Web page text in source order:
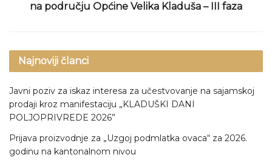
na području Općine Velika Kladuša – III faza
Najnoviji članci
Javni poziv za iskaz interesa za učestvovanje na sajamskoj
prodaji kroz manifestaciju „KLADUŠKI DANI
POLJOPRIVREDE 2026”
Prijava proizvodnje za „Uzgoj podmlatka ovaca“ za 2026.
godinu na kantonalnom nivou